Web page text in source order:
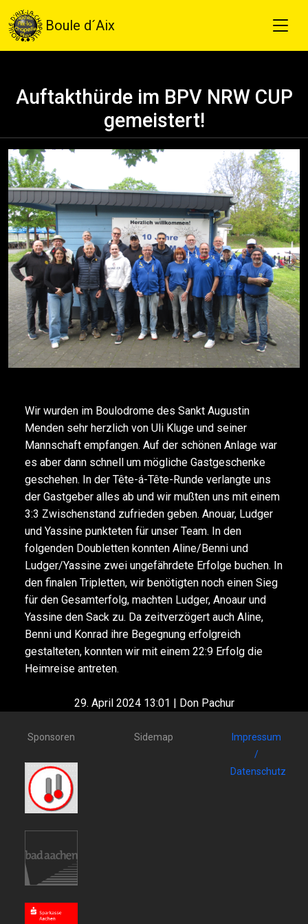
Boule d´Aix
Auftakthürde im BPV NRW CUP
gemeistert!
Wir wurden im Boulodrome des Sankt Augustin
Menden sehr herzlich von Uli Kluge und seiner
Mannschaft empfangen. Auf der schönen Anlage war
es aber dann schnell um mögliche Gastgeschenke
geschehen. In der Tête-á-Tête-Runde verlangte uns
der Gastgeber alles ab und wir mußten uns mit einem
3:3 Zwischenstand zufrieden geben. Anouar, Ludger
und Yassine punkteten für unser Team. In den
folgenden Doubletten konnten Aline/Benni und
Ludger/Yassine zwei ungefährdete Erfolge buchen. In
den finalen Tripletten, wir benötigten noch einen Sieg
für den Gesamterfolg, machten Ludger, Anoaur und
Yassine den Sack zu. Da zeitverzögert auch Aline,
Benni und Konrad ihre Begegnung erfolgreich
gestalteten, konnten wir mit einem 22:9 Erfolg die
Heimreise antreten.
29. April 2024 13:01 | Don Pachur
Sponsoren Sidemap
Impressum
/
Datenschutz